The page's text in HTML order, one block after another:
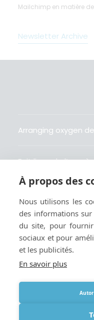
Mailchimp en matière
Newsletter Archive
Arranging oxygen
Fait livrer de
Gestiona la
mundo
Cookies
Webmaster
À propos des
Nous utilisons les
des informations
du site, pour
sociaux et pour
et les publicités.
En savoir plus